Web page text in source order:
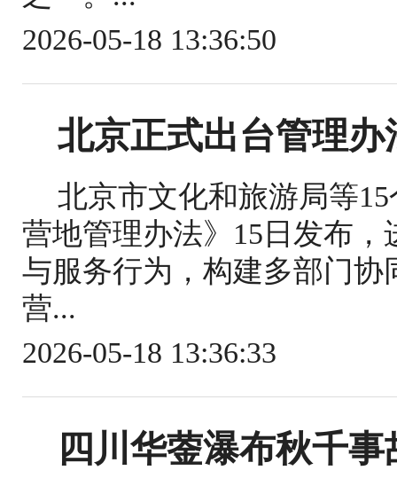
2026-05-18 13:36:50
北京正式出台管理
北京市文化和旅游局等
营地管理办法》15日发布
与服务行为，构建多部门
营...
2026-05-18 13:36:33
四川华蓥瀑布秋千